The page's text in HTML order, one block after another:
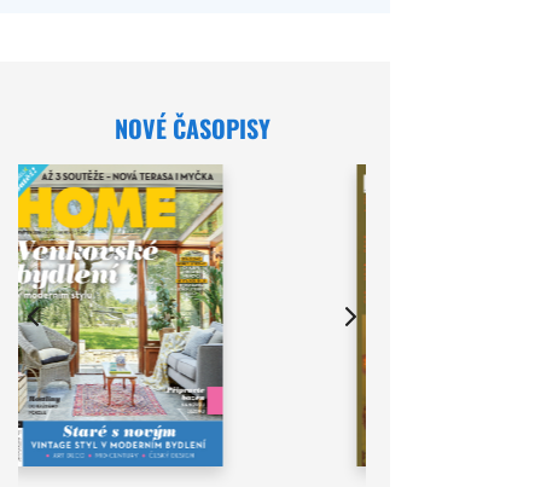
NOVÉ ČASOPISY